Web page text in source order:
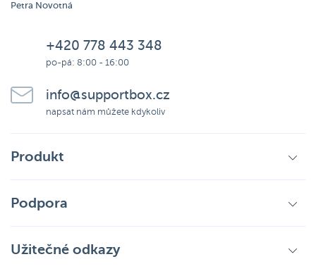
Petra Novotná
+420 778 443 348
po-pá: 8:00 - 16:00
info@supportbox.cz
napsat nám můžete kdykoliv
Produkt
Podpora
Užitečné odkazy